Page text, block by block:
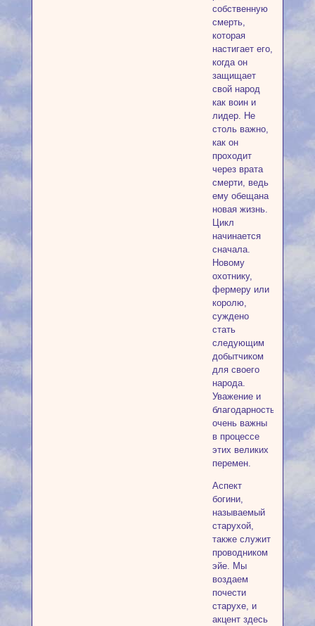
собственную
смерть,
которая
настигает его,
когда он
защищает
свой народ
как воин и
лидер. Не
столь важно,
как он
проходит
через врата
смерти, ведь
ему обещана
новая жизнь.
Цикл
начинается
сначала.
Новому
охотнику,
фермеру или
королю,
суждено
стать
следующим
добытчиком
для своего
народа.
Уважение и
благодарность
очень важны
в процессе
этих великих
перемен.
Аспект
богини,
называемый
старухой,
также служит
проводником
эйе. Мы
воздаем
почести
старухе, и
акцент здесь